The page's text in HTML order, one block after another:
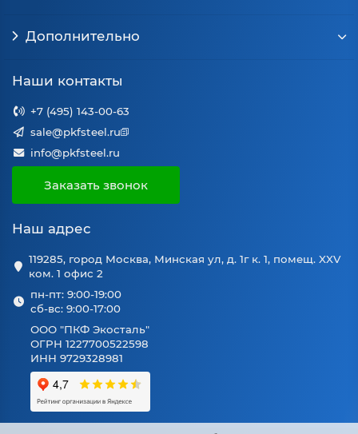
Дополнительно
Наши контакты
+7 (495) 143-00-63
sale@pkfsteel.ru
info@pkfsteel.ru
Заказать звонок
Наш адрес
119285, город Москва, Минская ул, д. 1г к. 1, помещ. XXV
ком. 1 офис 2
пн-пт: 9:00-19:00
сб-вс: 9:00-17:00
ООО "ПКФ Экосталь"
ОГРН 1227700522598
ИНН 9729328981